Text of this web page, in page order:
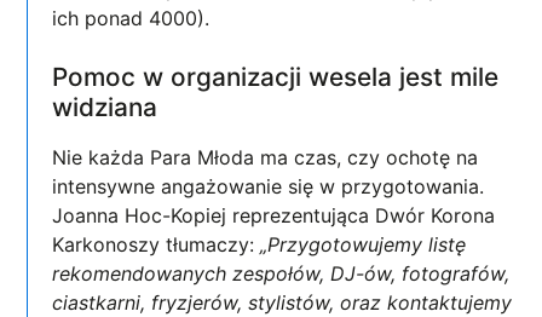
ich ponad 4000).
Pomoc w organizacji wesela jest mile
widziana
Nie każda Para Młoda ma czas, czy ochotę na
intensywne angażowanie się w przygotowania.
Joanna Hoc-Kopiej reprezentująca Dwór Korona
Karkonoszy tłumaczy:„Przygotowujemy listę
rekomendowanych zespołów, DJ-ów, fotografów,
ciastkarni, fryzjerów, stylistów, oraz kontaktujemy